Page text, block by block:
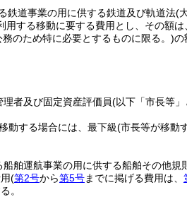
鉄道事業の用に供する鉄道及び軌道法(
用する移動に要する費用とし、その額は
のため特に必要とするものに限る。)の
者及び固定資産評価員(以下「市長等
動する場合には、最下級(市長等が移動
舶運航事業の用に供する船舶その他規
(第2号から第5号までに掲げる費用は、
。